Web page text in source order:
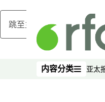
跳至主内容
内容分类
内容分类 亚太